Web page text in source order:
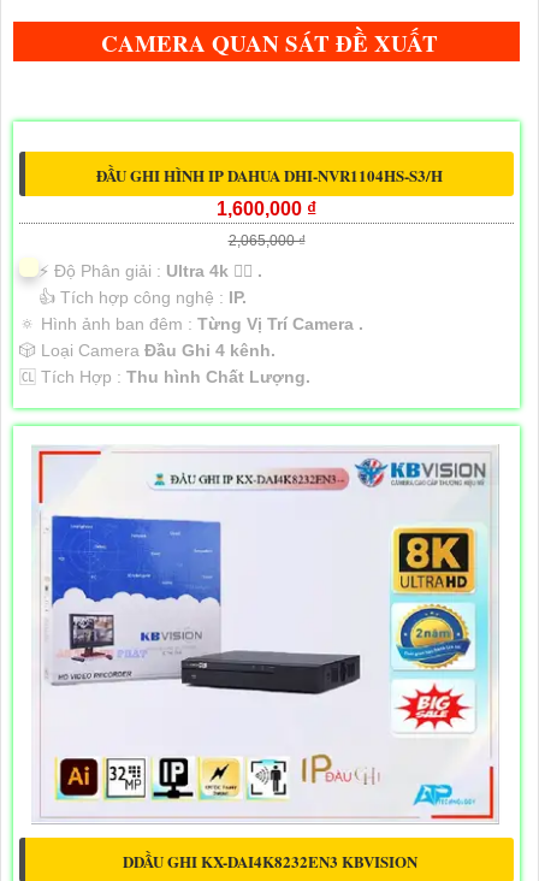
CAMERA QUAN SÁT ĐỀ XUẤT
ĐẦU GHI HÌNH IP DAHUA DHI-NVR1104HS-S3/H
1,600,000 ₫
2,065,000 ₫
️⚡ Độ Phân giải : Ultra 4k 👍🏾 .
👍 Tích hợp công nghệ : IP.
🔅 Hình ảnh ban đêm : Từng Vị Trí Camera .
🎲 Loại Camera Đầu Ghi 4 kênh.
️🆑 Tích Hợp : Thu hình Chất Lượng.
DDẦU GHI KX-DAI4K8232EN3 KBVISION